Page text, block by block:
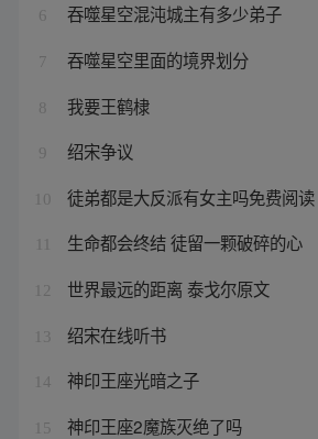
6 吞噬星空混沌城主有多少弟子
7 吞噬星空里面的境界划分
8 我要王鹤棣
9 绍宋争议
10 徒弟都是大反派有女主吗免费阅读
生命都会终结 徒留一颗破碎的心
12 世界最远的距离 泰戈尔原文
13 绍宋在线听书
14 神印王座光暗之子
15 神印王座2魔族灭绝了吗